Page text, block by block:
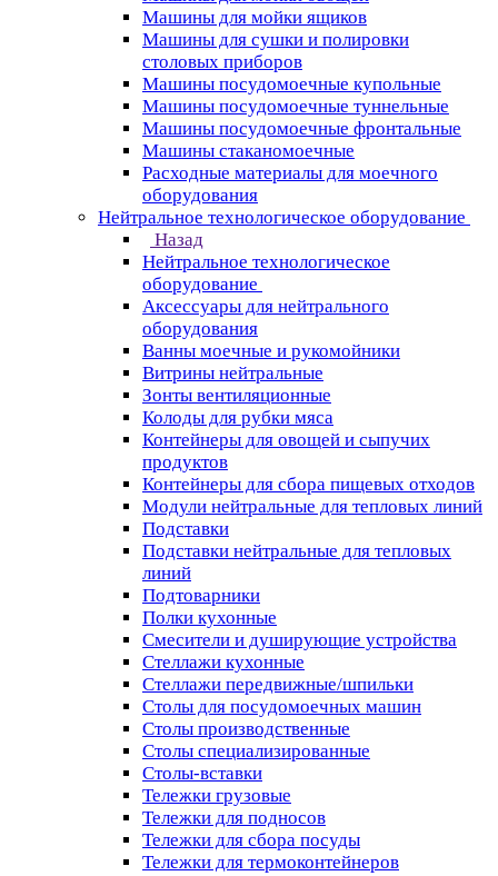
Машины для мойки ящиков
Машины для сушки и полировки
столовых приборов
Машины посудомоечные купольные
Машины посудомоечные туннельные
Машины посудомоечные фронтальные
Машины стаканомоечные
Расходные материалы для моечного
оборудования
Нейтральное технологическое оборудование
Назад
Нейтральное технологическое
оборудование
Аксессуары для нейтрального
оборудования
Ванны моечные и рукомойники
Витрины нейтральные
Зонты вентиляционные
Колоды для рубки мяса
Контейнеры для овощей и сыпучих
продуктов
Контейнеры для сбора пищевых отходов
Модули нейтральные для тепловых линий
Подставки
Подставки нейтральные для тепловых
линий
Подтоварники
Полки кухонные
Смесители и душирующие устройства
Стеллажи кухонные
Стеллажи передвижные/шпильки
Столы для посудомоечных машин
Столы производственные
Столы специализированные
Столы-вставки
Тележки грузовые
Тележки для подносов
Тележки для сбора посуды
Тележки для термоконтейнеров